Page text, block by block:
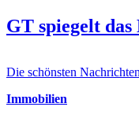
GT spiegelt
Die schönsten
Immobilien